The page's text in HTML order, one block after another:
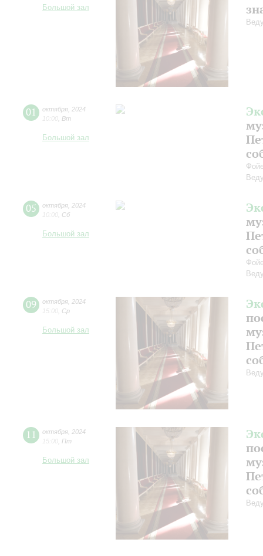
Большой зал
01 октября 2024
10:00 Вт
Большой зал
05 октября 2024
10:00 Сб
Большой зал
09 октября 2024
15:00 Ср
Большой зал
11 октября 2024
15:00 Пт
Большой зал